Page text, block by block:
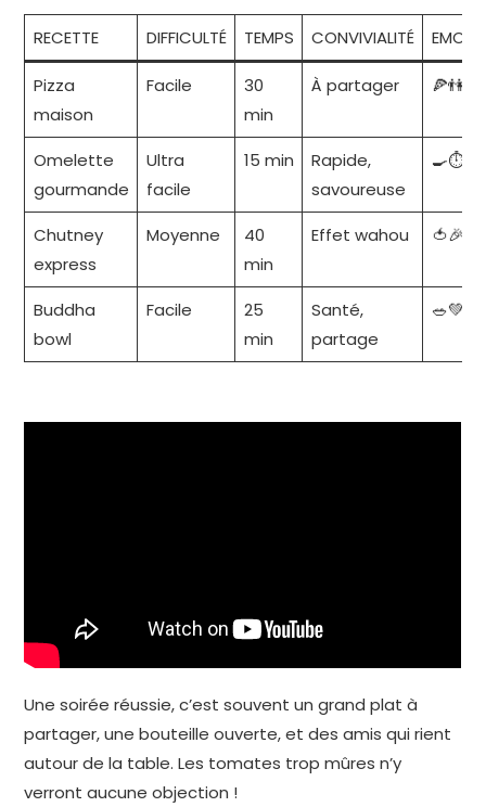
RECETTE DIFFICULTÉ TEMPS CONVIVIALITÉ EMOJI
Pizza
maison
Facile
30
min
À partager 🍕👫
Omelette
gourmande
Ultra
facile
15 min
Rapide,
savoureuse
🍳⏱️
Chutney
express
Moyenne
40
min
Effet wahou 🍅🎉
Buddha
bowl
Facile
25
min
Santé,
partage
🥗💚
Une soirée réussie, c’est souvent un grand plat à
partager, une bouteille ouverte, et des amis qui rient
autour de la table. Les tomates trop mûres n’y
verront aucune objection !